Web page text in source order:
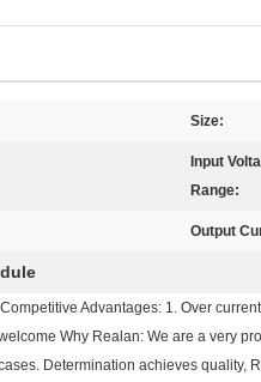
Size:
Input
Range:
Output
Advantages: 1. Over
Why Realan: We are a very
Determination achieves quality,